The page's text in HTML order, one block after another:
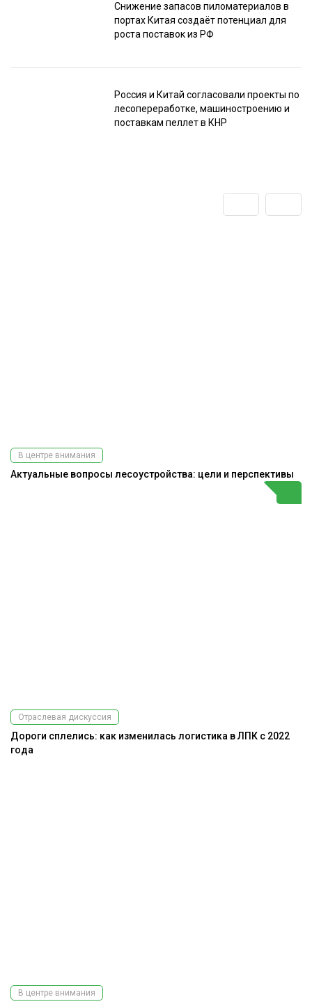
Снижение запасов пиломатериалов в
портах Китая создаёт потенциал для
роста поставок из РФ
Россия и Китай согласовали проекты по
лесопереработке, машиностроению и
поставкам пеллет в КНР
В центре внимания
Актуальные вопросы лесоустройства: цели и перспективы
Отраслевая дискуссия
Дороги сплелись: как изменилась логистика в ЛПК с 2022
года
В центре внимания